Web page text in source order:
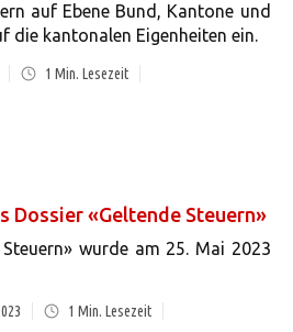
auf Ebene Bund, Kantone und
die kantonalen Eigenheiten ein.
1 Min. Lesezeit
Dossier «Geltende Steuern»
wurde am 25. Mai 2023
1 Min. Lesezeit